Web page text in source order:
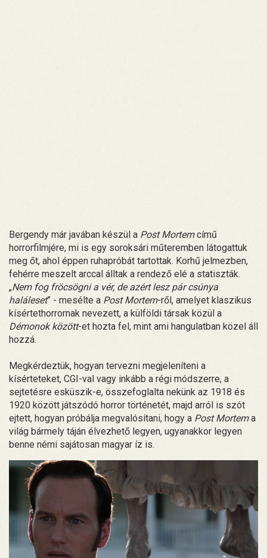
Bergendy már javában készül a Post Mortemcímű
horrorfilmjére, mi is egy soroksári műteremben látogattuk
meg őt, ahol éppen ruhapróbát tartottak. Korhű jelmezben,
fehérre meszelt arccal álltak a rendező elé a statiszták.
„Nem fog fröcsögni a vér, de azért lesz pár csúnya
haláleset” - mesélte a Post Mortem-ről, amelyet klaszikus
kísértethorrornak nevezett, a külföldi társak közül a
Démonok között-et hozta fel, mint ami hangulatban közel áll
hozzá.
Megkérdeztük, hogyan tervezni megjeleníteni a
kísérteteket, CGI-val vagy inkább a régi módszerre, a
sejtetésre esküszik-e, összefoglalta nekünk az 1918 és
1920 között játszódó horror történetét, majd arról is szót
ejtett, hogyan próbálja megvalósítani, hogy a Post Mortema
világ bármely táján élvezhető legyen, ugyanakkor legyen
benne némi sajátosan magyar íz is.